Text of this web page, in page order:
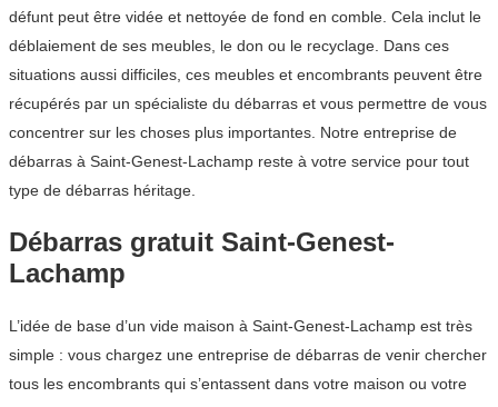
défunt peut être vidée et nettoyée de fond en comble. Cela inclut le
déblaiement de ses meubles, le don ou le recyclage. Dans ces
situations aussi difficiles, ces meubles et encombrants peuvent être
récupérés par un spécialiste du débarras et vous permettre de vous
concentrer sur les choses plus importantes. Notre entreprise de
débarras à Saint-Genest-Lachamp reste à votre service pour tout
type de débarras héritage.
Débarras gratuit Saint-Genest-
Lachamp
L’idée de base d’un vide maison à Saint-Genest-Lachamp est très
simple : vous chargez une entreprise de débarras de venir chercher
tous les encombrants qui s’entassent dans votre maison ou votre